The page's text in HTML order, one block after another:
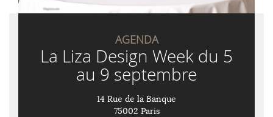
AGENDA
La Liza Design Week du 5
au 9 septembre
14 Rue de la Banque
75002 Paris